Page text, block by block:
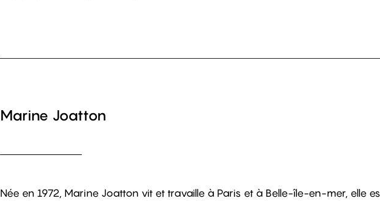
Marine Joatton
Née en 1972, Marine Joatton vit et travaille à Paris et à Belle-île-en-mer, elle